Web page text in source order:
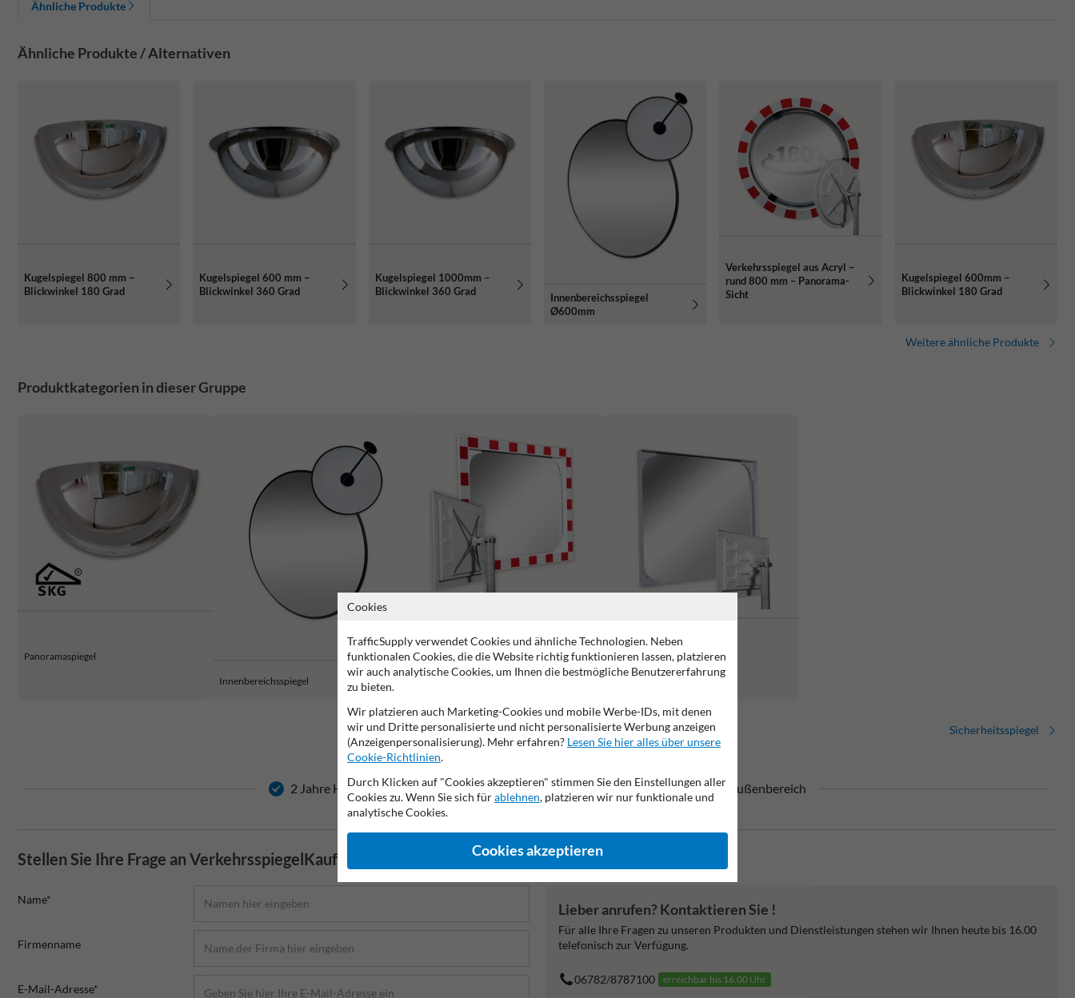
Ähnliche Produkte
Ähnliche Produkte / Alternativen
Kugelspiegel 800 mm –
Blickwinkel 180 Grad
Kugelspiegel 600 mm –
Blickwinkel 360 Grad
Kugelspiegel 1000mm –
Blickwinkel 360 Grad
Innenbereichsspiegel
Ø600mm
Verkehrsspiegel aus Acryl –
rund 800 mm – Panorama-
Sicht
Kugelspiegel 600mm –
Blickwinkel 180 Grad
Weitere ähnliche Produkte
Produktkategorien in dieser Gruppe
Panoramaspiegel
Innenbereichsspiegel
Außenbereichsspiegel Lager und Produktion
Sicherheitsspiegel
2 Jahre Herstellergarantie resistent gegen Vandalismus Geeignet für den Außenbereich
Stellen Sie Ihre Frage an VerkehrsspiegelKaufen.de
Name*
Firmenname
E-Mail-Adresse*
Lieber anrufen? Kontaktieren Sie !
Für alle Ihre Fragen zu unseren Produkten und Dienstleistungen stehen wir Ihnen heute bis 16.00
telefonisch zur Verfügung.
06782/8787100 erreichbar bis 16.00 Uhr
Cookies
TrafficSupply verwendet Cookies und ähnliche Technologien. Neben
funktionalen Cookies, die die Website richtig funktionieren lassen, platzieren
wir auch analytische Cookies, um Ihnen die bestmögliche Benutzererfahrung
zu bieten.
Wir platzieren auch Marketing-Cookies und mobile Werbe-IDs, mit denen
wir und Dritte personalisierte und nicht personalisierte Werbung anzeigen
(Anzeigenpersonalisierung). Mehr erfahren? Lesen Sie hier alles über unsere
Cookie-Richtlinien.
Durch Klicken auf "Cookies akzeptieren" stimmen Sie den Einstellungen aller
Cookies zu. Wenn Sie sich fürablehnen, platzieren wir nur funktionale und
analytische Cookies.
Cookies akzeptieren